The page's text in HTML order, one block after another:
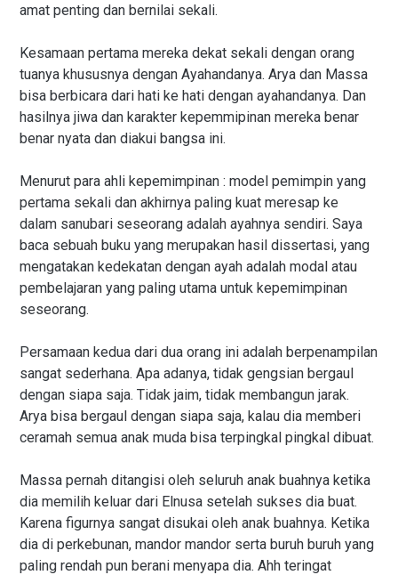
amat penting dan bernilai sekali.
Kesamaan pertama mereka dekat sekali dengan orang
tuanya khususnya dengan Ayahandanya. Arya dan Massa
bisa berbicara dari hati ke hati dengan ayahandanya. Dan
hasilnya jiwa dan karakter kepemmipinan mereka benar
benar nyata dan diakui bangsa ini.
Menurut para ahli kepemimpinan : model pemimpin yang
pertama sekali dan akhirnya paling kuat meresap ke
dalam sanubari seseorang adalah ayahnya sendiri. Saya
baca sebuah buku yang merupakan hasil dissertasi, yang
mengatakan kedekatan dengan ayah adalah modal atau
pembelajaran yang paling utama untuk kepemimpinan
seseorang.
Persamaan kedua dari dua orang ini adalah berpenampilan
sangat sederhana. Apa adanya, tidak gengsian bergaul
dengan siapa saja. Tidak jaim, tidak membangun jarak.
Arya bisa bergaul dengan siapa saja, kalau dia memberi
ceramah semua anak muda bisa terpingkal pingkal dibuat.
Massa pernah ditangisi oleh seluruh anak buahnya ketika
dia memilih keluar dari Elnusa setelah sukses dia buat.
Karena figurnya sangat disukai oleh anak buahnya. Ketika
dia di perkebunan, mandor mandor serta buruh buruh yang
paling rendah pun berani menyapa dia. Ahh teringat